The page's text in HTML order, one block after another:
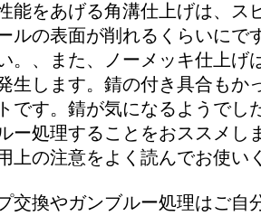
能をあげる角溝仕上げは、ス
ルの表面が削れるくらいにで
。、また、ノーメッキ仕上げ
生します。錆の付き具合もか
です。錆が気になるようでし
ー処理することをおススメし
上の注意をよく読んでお使い
交換やガンブルー処理はご自